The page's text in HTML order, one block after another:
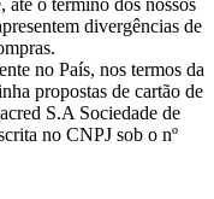
divergências de
no País, nos termos da
propostas de cartão de
S.A Sociedade de
no CNPJ sob o nº